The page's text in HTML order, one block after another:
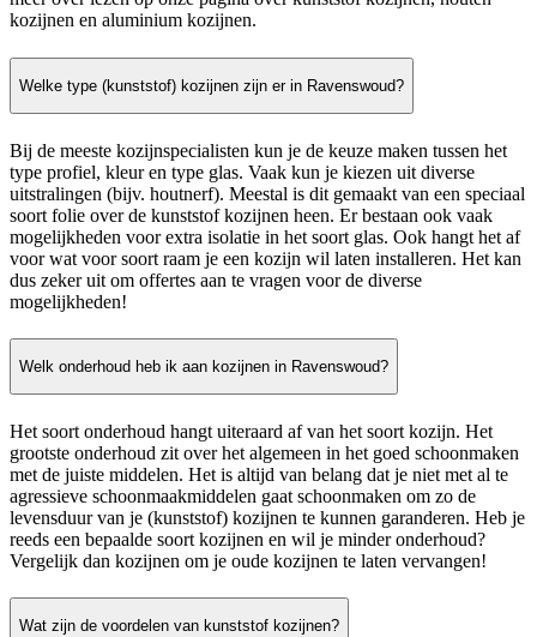
kozijnen en aluminium kozijnen.
Welke type (kunststof) kozijnen zijn er in Ravenswoud?
Bij de meeste kozijnspecialisten kun je de keuze maken tussen het
type profiel, kleur en type glas. Vaak kun je kiezen uit diverse
uitstralingen (bijv. houtnerf). Meestal is dit gemaakt van een speciaal
soort folie over de kunststof kozijnen heen. Er bestaan ook vaak
mogelijkheden voor extra isolatie in het soort glas. Ook hangt het af
voor wat voor soort raam je een kozijn wil laten installeren. Het kan
dus zeker uit om offertes aan te vragen voor de diverse
mogelijkheden!
Welk onderhoud heb ik aan kozijnen in Ravenswoud?
Het soort onderhoud hangt uiteraard af van het soort kozijn. Het
grootste onderhoud zit over het algemeen in het goed schoonmaken
met de juiste middelen. Het is altijd van belang dat je niet met al te
agressieve schoonmaakmiddelen gaat schoonmaken om zo de
levensduur van je (kunststof) kozijnen te kunnen garanderen. Heb je
reeds een bepaalde soort kozijnen en wil je minder onderhoud?
Vergelijk dan kozijnen om je oude kozijnen te laten vervangen!
Wat zijn de voordelen van kunststof kozijnen?